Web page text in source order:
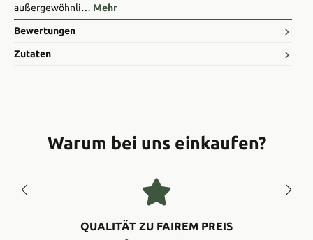
außergewöhnli… Mehr
Bewertungen
Zutaten
Warum bei uns einkaufen?
QUALITÄT ZU FAIREM PREIS